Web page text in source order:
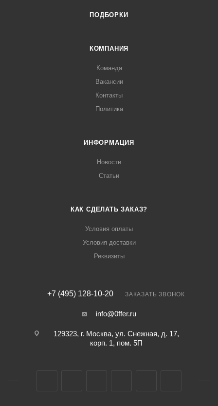
ПОДБОРКИ
КОМПАНИЯ
Команда
Вакансии
Контакты
Политика
ИНФОРМАЦИЯ
Новости
Статьи
КАК СДЕЛАТЬ ЗАКАЗ?
Условия оплаты
Условия доставки
Реквизиты
+7 (495) 128-10-20 ЗАКАЗАТЬ ЗВОНОК
info@0ffer.ru
129323, г. Москва, ул. Снежная, д. 17,
корп. 1, пом. 5П